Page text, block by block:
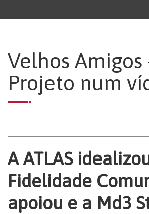
Velhos Amigos
Projeto num
A ATLAS
Fidelidade
apoiou e a Md3